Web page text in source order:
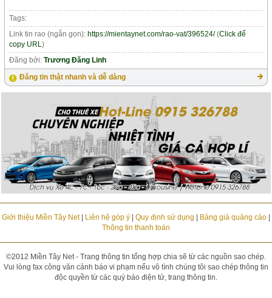
Tags:
Link tin rao (ngắn gọn): https://mientaynet.com/rao-vat/396524/(Click để
copy URL)
Đăng bởi:Trương Đăng Linh
Đăng tin thật nhanh và dễ dàng
Giới thiệu Miền Tây Net| Liên hệ góp ý| Quy định sử dụng Bảng giá quảng cáo|
Thông tin thanh toán
©2012 Miền Tây Net - Trang thông tin tổng hợp chia sẽ từ các nguồn sao chép.
Vui lòng fax công văn cảnh báo vi phạm nếu vô tình chúng tôi sao chép thông tin
độc quyền từ các quý báo điện tử, trang thông tin.